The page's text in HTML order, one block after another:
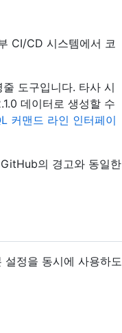
CI/CD 시스템에서 코
도구입니다. 타사 시
데이터로 생성할 수
커맨드 라인 인터페이
의 경고와 동일한
정을 동시에 사용하도